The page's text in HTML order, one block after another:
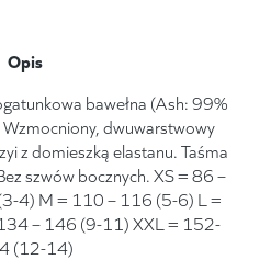
Opis
bawełna (Ash: 99%
Wzmocniony, dwuwarstwowy
z domieszką elastanu. Taśma
szwów bocznych. XS = 86 –
4) M = 110 – 116 (5-6) L =
– 146 (9-11) XXL = 152-
(12-14)